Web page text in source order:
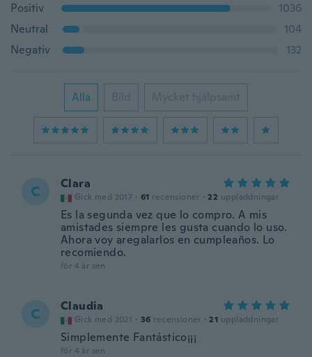
Positiv
1036
Neutral
104
Negativ
132
Alla Bild Mycket hjälpsamt
C Clara
Gick med 2017 · 61 recensioner · 22 uppladdningar
Es la segunda vez que lo compro. A mis
amistades siempre les gusta cuando lo uso.
Ahora voy aregalarlos en cumpleaños. Lo
recomiendo.
för 4 år sen
C Claudia
Gick med 2021 · 36 recensioner · 21 uppladdningar
Simplemente Fantástico¡¡¡
för 4 år sen